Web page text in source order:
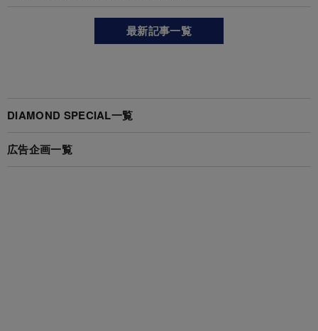
最新記事一覧
DIAMOND SPECIAL一覧
広告企画一覧